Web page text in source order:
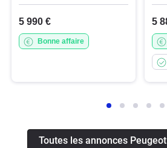
5 990 €
Bonne affaire
5
Toutes les annonces